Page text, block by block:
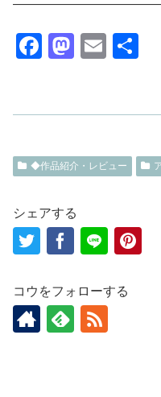
F
e
b
o
o
k
M
o
d
o
E
◆作品紹介・レビュー
シェアする
コウをフォローする